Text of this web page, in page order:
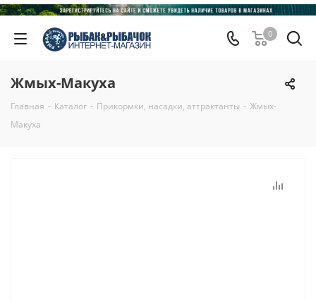
0
Жмых-Макуха
Главная - Каталог - Прикормки, насадки, аттрактанты - Жмых-
Макуха